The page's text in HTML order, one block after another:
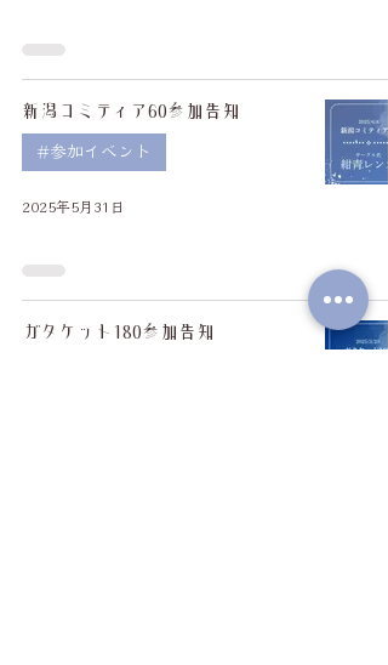
新潟コミティア60参加告知
#参加イベント
2025年5月31日
ガタケット180参加告知